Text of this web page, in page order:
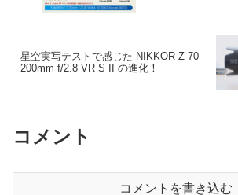
星空実写テストで感じた NIKKOR Z 70-
200mm f/2.8 VR S II の進化！
コメント
コメントを書き込む